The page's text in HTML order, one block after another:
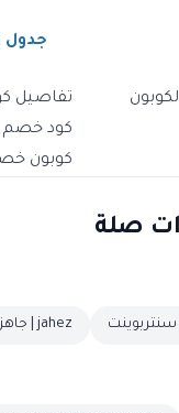
جدول
تفاصيل
كود خصم ريفرز
كوبون خصم 20% على الملابس النسائية والرجالية و
صلة
jahez | جاهز